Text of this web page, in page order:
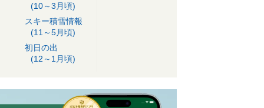
(10～3月頃)
スキー積雪情報
(11～5月頃)
初日の出
(12～1月頃)